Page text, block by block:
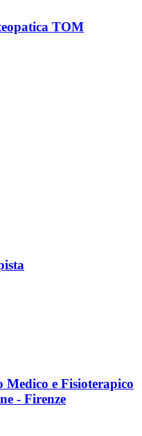
TOM
e Fisioterapico
- Firenze